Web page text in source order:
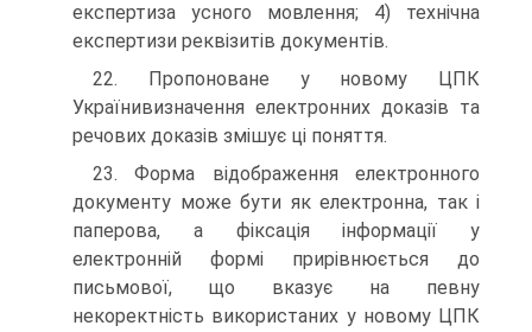
експертиза усного мовлення; 4) технічна
експертизи реквізитів документів.
22. Пропоноване у новому ЦПК
Українивизначення електронних доказів та
речових доказів змішує ці поняття.
23. Форма відображення електронного
документу може бути як електронна, так і
паперова, а фіксація інформації у
електронній формі прирівнюється до
письмової, що вказує на певну
некоректність використаних у новому ЦПК